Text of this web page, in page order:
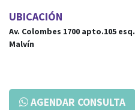
UBICACIÓN
Av. Colombes 1700 apto.105 esq.
Malvín
AGENDAR CONSULTA